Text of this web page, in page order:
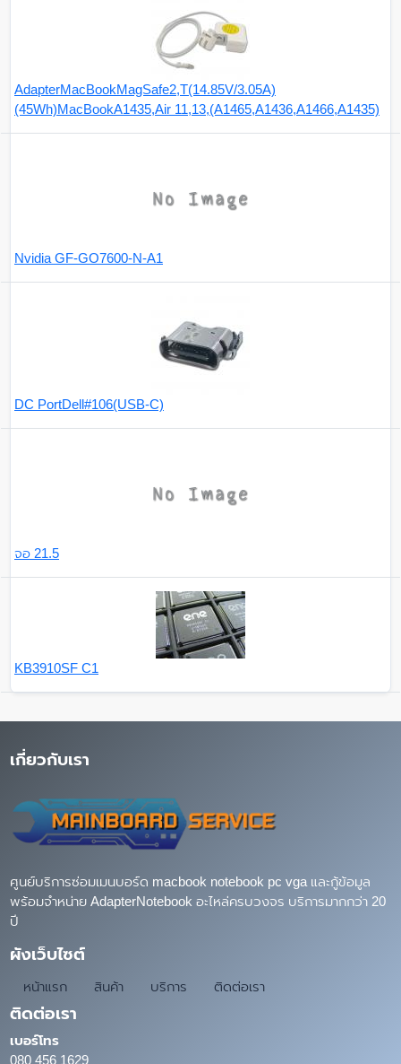
AdapterMacBookMagSafe2,T(14.85V/3.05A)
(45Wh)MacBookA1435,Air 11,13,(A1465,A1436,A1466,A1435)
Nvidia GF-GO7600-N-A1
DC PortDell#106(USB-C)
จอ 21.5
KB3910SF C1
เกี่ยวกับเรา
ศูนย์บริการซ่อมเมนบอร์ด macbook notebook pc vga และกู้ข้อมูล
พร้อมจำหน่าย AdapterNotebook อะไหล่ครบวงจร บริการมากกว่า 20
ปี
ผังเว็บไซต์
หน้าแรก สินค้า บริการ ติดต่อเรา
ติดต่อเรา
เบอร์โทร
080 456 1629